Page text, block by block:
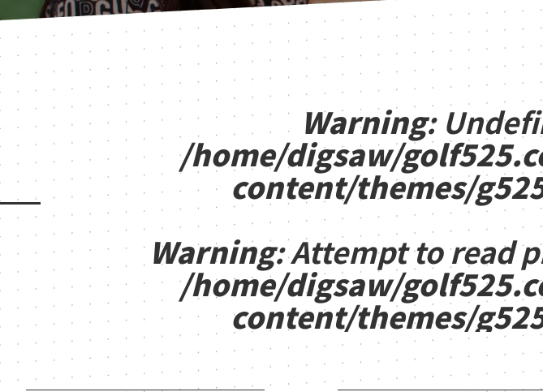
Warning:
/home/digsaw/
content/themes/
Warning: Attempt to read
/home/digsaw/
content/themes/